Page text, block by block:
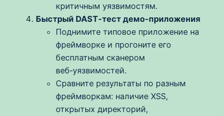
критичным уязвимостям.
Быстрый DAST‑тест демо‑приложения
Поднимите типовое приложение на
фреймворке и прогоните его
бесплатным сканером
веб‑уязвимостей.
Сравните результаты по разным
фреймворкам: наличие XSS,
открытых директорий,